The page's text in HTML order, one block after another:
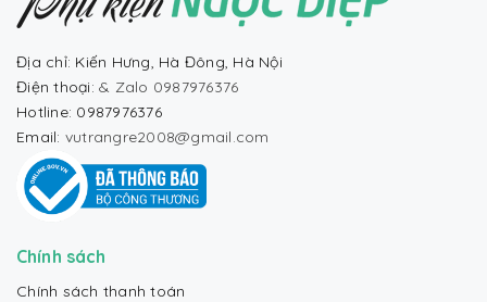
Địa chỉ: Kiến Hưng, Hà Đông, Hà Nội
Điện thoại: & Zalo 0987976376
Hotline: 0987976376
Email: vutrangre2008@gmail.com
Chính sách
Chính sách thanh toán